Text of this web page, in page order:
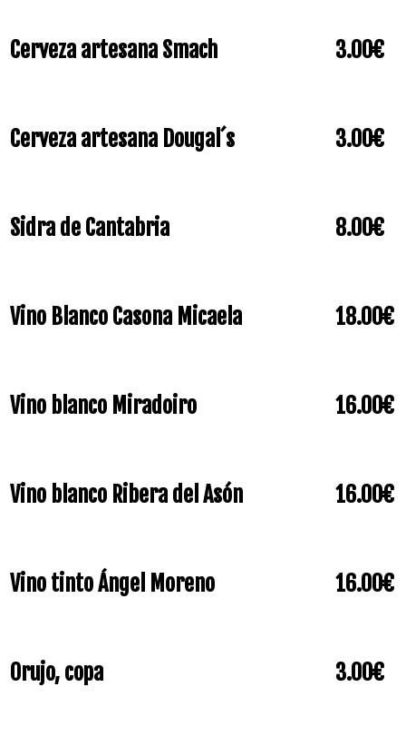
Cerveza artesana Smach 3.00€
Cerveza artesana Dougal´s 3.00€
Sidra de Cantabria 8.00€
Vino Blanco Casona Micaela 18.00€
Vino blanco Miradoiro 16.00€
Vino blanco Ribera del Asón 16.00€
Vino tinto Ángel Moreno 16.00€
Orujo, copa 3.00€